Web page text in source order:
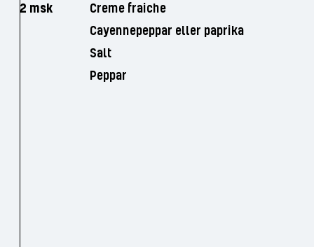
2 msk
Creme fraiche
Cayennepeppar eller paprika
Salt
Peppar